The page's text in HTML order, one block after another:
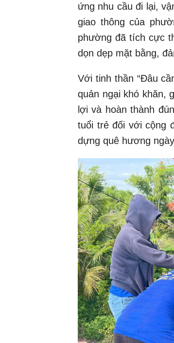
ứng nhu cầu đi lại,
giao thông của
phường đã tích cực
dọn dẹp mặt bằng,
Với tinh thần “Đâu
quản ngại khó khăn,
lợi và hoàn thành
tuổi trẻ đối với cộng
dựng quê hương